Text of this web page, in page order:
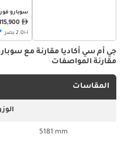
سوبارو
115,900
2.0i-l بصر
جي أم سي أكاديا مقارنة مع
مقارنة المواصفات
المقاسات
5181 mm